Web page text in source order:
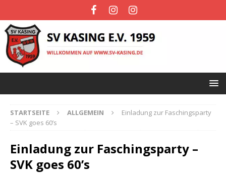
STARTSEITE ALLGEMEIN
Einladung zur Faschingsparty
– SVK goes 60’s
Einladung zur Faschingsparty –
SVK goes 60’s